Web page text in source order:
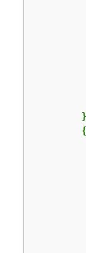
{